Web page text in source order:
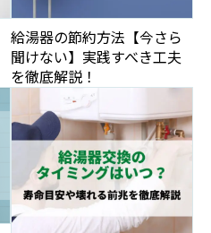
給湯器の節約方法【今さら
聞けない】実践すべき工夫
を徹底解説！